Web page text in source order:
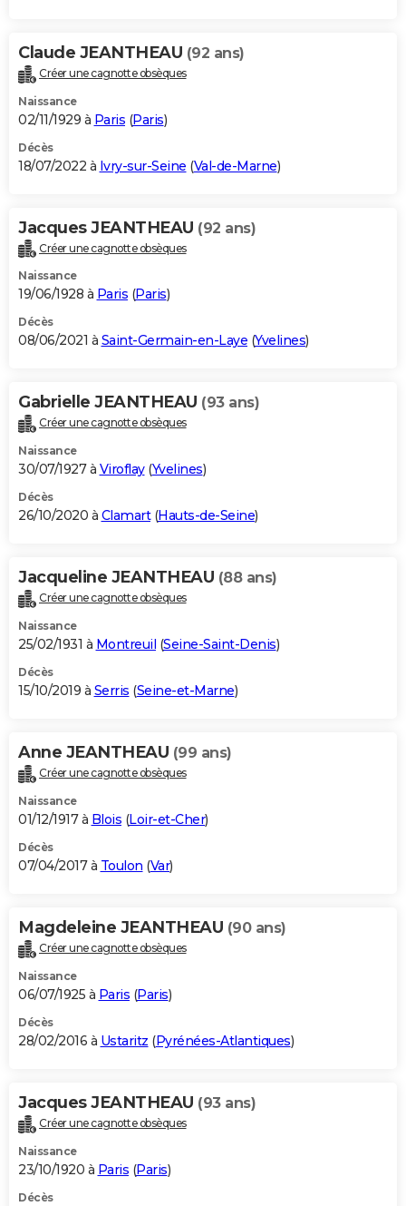
Claude JEANTHEAU (92 ans)
Créer une cagnotte obsèques
Naissance
02/11/1929 à Paris (Paris)
Décès
18/07/2022 à Ivry-sur-Seine (Val-de-Marne)
Jacques JEANTHEAU (92 ans)
Créer une cagnotte obsèques
Naissance
19/06/1928 à Paris (Paris)
Décès
08/06/2021 à Saint-Germain-en-Laye (Yvelines)
Gabrielle JEANTHEAU (93 ans)
Créer une cagnotte obsèques
Naissance
30/07/1927 à Viroflay(Yvelines)
Décès
26/10/2020 à Clamart(Hauts-de-Seine)
Jacqueline JEANTHEAU (88 ans)
Créer une cagnotte obsèques
Naissance
25/02/1931 à Montreuil (Seine-Saint-Denis)
Décès
15/10/2019 à Serris (Seine-et-Marne)
Anne JEANTHEAU (99 ans)
Créer une cagnotte obsèques
Naissance
01/12/1917 à Blois (Loir-et-Cher)
Décès
07/04/2017 à Toulon (Var)
Magdeleine JEANTHEAU (90 ans)
Créer une cagnotte obsèques
Naissance
06/07/1925 à Paris (Paris)
Décès
28/02/2016 à Ustaritz (Pyrénées-Atlantiques)
Jacques JEANTHEAU (93 ans)
Créer une cagnotte obsèques
Naissance
23/10/1920 à Paris (Paris)
Décès